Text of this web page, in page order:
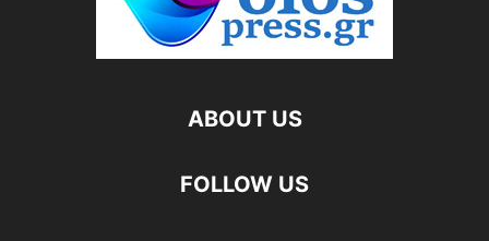
ABOUT US
FOLLOW US